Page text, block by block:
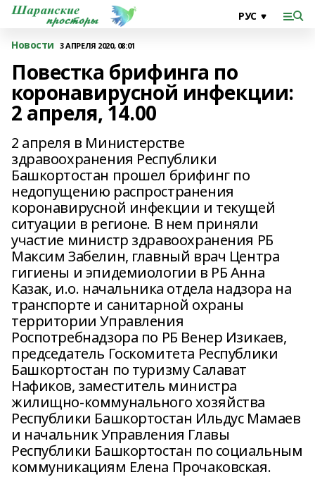
Новости 3 АПРЕЛЯ 2020, 08:01
Повестка брифинга по
коронавирусной инфекции:
2 апреля, 14.00
2 апреля в Министерстве
здравоохранения Республики
Башкортостан прошел брифинг по
недопущению распространения
коронавирусной инфекции и текущей
ситуации в регионе. В нем приняли
участие министр здравоохранения РБ
Максим Забелин, главный врач Центра
гигиены и эпидемиологии в РБ Анна
Казак, и.о. начальника отдела надзора на
транспорте и санитарной охраны
территории Управления
Роспотребнадзора по РБ Венер Изикаев,
председатель Госкомитета Республики
Башкортостан по туризму Салават
Нафиков, заместитель министра
жилищно-коммунального хозяйства
Республики Башкортостан Ильдус Мамаев
и начальник Управления Главы
Республики Башкортостан по социальным
коммуникациям Елена Прочаковская.